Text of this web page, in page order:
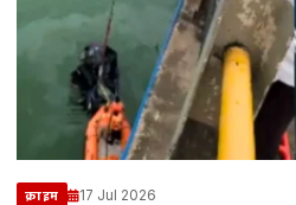
क्राइम 17 Jul 2026